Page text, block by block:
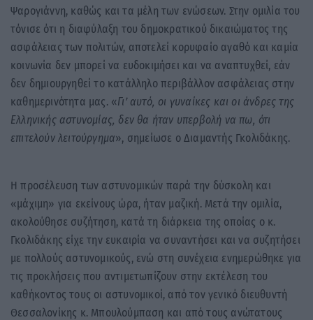
Ψαρογιάννη, καθώς και τα μέλη των ενώσεων. Στην ομιλία του
τόνισε ότι η διαφύλαξη του δημοκρατικού δικαιώματος της
ασφάλειας των πολιτών, αποτελεί κορυφαίο αγαθό και καμία
κοινωνία δεν μπορεί να ευδοκιμήσει και να αναπτυχθεί, εάν
δεν δημιουργηθεί το κατάλληλο περιβάλλον ασφάλειας στην
καθημερινότητα μας. «Γι’ αυτό, οι γυναίκες και οι άνδρες της
Ελληνικής αστυνομίας, δεν θα ήταν υπερβολή να πω, ότι
επιτελούν λειτούργημα», σημείωσε ο Διαμαντής Γκολιδάκης.
Η προσέλευση των αστυνομικών παρά την δύσκολη και
«μάχιμη» για εκείνους ώρα, ήταν μαζική. Μετά την ομιλία,
ακολούθησε συζήτηση, κατά τη διάρκεια της οποίας ο κ.
Γκολιδάκης είχε την ευκαιρία να συναντήσει και να συζητήσει
με πολλούς αστυνομικούς, ενώ στη συνέχεια ενημερώθηκε για
τις προκλήσεις που αντιμετωπίζουν στην εκτέλεση του
καθήκοντος τους οι αστυνομικοί, από τον γενικό διευθυντή
Θεσσαλονίκης κ. Μπουλούμπαση και από τους ανώτατους